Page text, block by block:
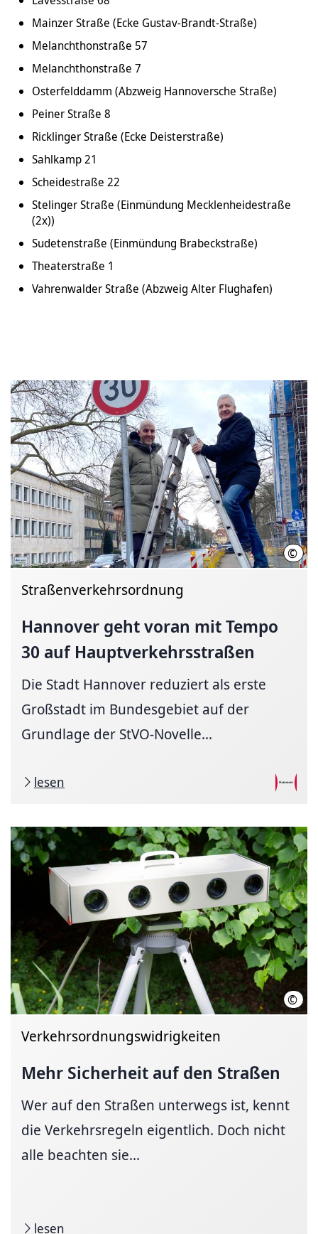
Mainzer Straße (Ecke Gustav-Brandt-Straße)
Melanchthonstraße 57
Melanchthonstraße 7
Osterfelddamm (Abzweig Hannoversche Straße)
Peiner Straße 8
Ricklinger Straße (Ecke Deisterstraße)
Sahlkamp 21
Scheidestraße 22
Stelinger Straße (Einmündung Mecklenheidestraße
(2x))
Sudetenstraße (Einmündung Brabeckstraße)
Theaterstraße 1
Vahrenwalder Straße (Abzweig Alter Flughafen)
© LHH
Straßenverkehrsordnung
Hannover geht voran mit Tempo
30 auf Hauptverkehrsstraßen
Die Stadt Hannover reduziert als erste
Großstadt im Bundesgebiet auf der
Grundlage der StVO-Novelle...
lesen
©
Verkehrsordnungswidrigkeiten
Mehr Sicherheit auf den Straßen
Wer auf den Straßen unterwegs ist, kennt
die Verkehrsregeln eigentlich. Doch nicht
alle beachten sie...
lesen